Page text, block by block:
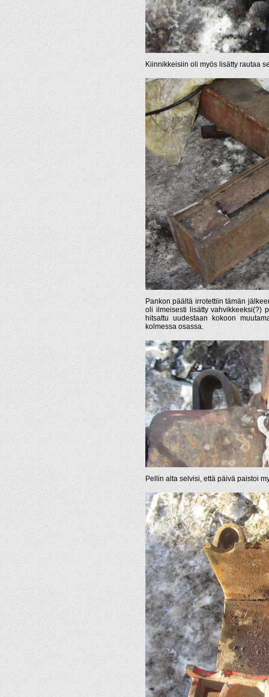
Kiinnikkeisiin oli myös lisätty rautaa
Pankon päältä irrotettiin tämän
oli ilmeisesti lisätty vahvikkeeksi(?)
hitsattu uudestaan kokoon
kolmessa osassa.
Pellin alta selvisi, että päivä paistoi